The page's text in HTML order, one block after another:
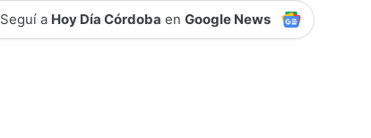
Seguí a Hoy Día Córdoba enGoogle News